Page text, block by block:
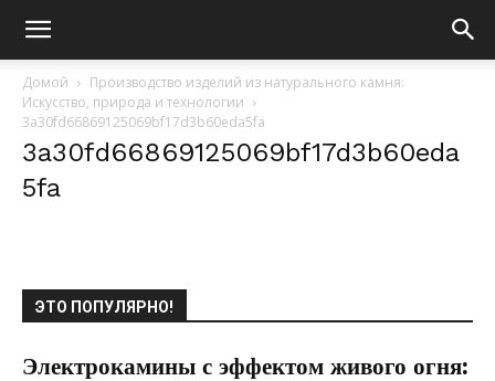
Домой
Производство изделий из натурального камня:
Искусство, природа и технологии
3a30fd66869125069bf17d3b60eda5fa
3a30fd66869125069bf17d3b60eda
5fa
ЭТО ПОПУЛЯРНО!
Электрокамины с эффектом живого огня: